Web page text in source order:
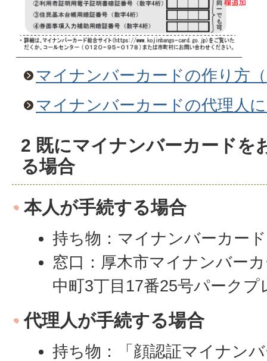
マイナンバーカードの作り方
マイナンバーカードの代理人
2 既にマイナンバーカードを
る場合
本人が手続する場合
持ち物：マイナンバーカード
窓口：厚木市マイナンバー
中町3丁目17番25号パークプ
代理人が手続する場合
持ち物：「顔認証マイナン